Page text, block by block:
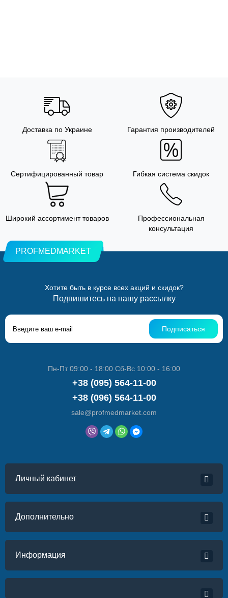
Доставка по Украине Гарантия производителей
Сертифицированный товар Гибкая система скидок
Широкий ассортимент товаров
Профессиональная
консультация
PROFMEDMARKET
Хотите быть в курсе всех акций и скидок?
Подпишитесь на нашу рассылку
Подписаться
Пн-Пт 09:00 - 18:00 Сб-Вс 10:00 - 16:00
+38 (095) 564-11-00
+38 (096) 564-11-00
sale@profmedmarket.com
Личный кабинет
Дополнительно
Информация